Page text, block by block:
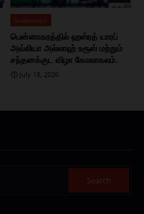
பென்னாகரம்
பென்னாகரத்தில் ஹஸ்ரத் யாரப்
அவ்லியா அல்லாஹ் உரூஸ் மற்றும்
சந்தனக்குட விழா கோலாகலம்.
July 18, 2026